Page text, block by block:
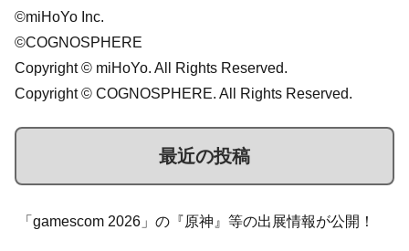
©miHoYo Inc.
©COGNOSPHERE
Copyright © miHoYo. All Rights Reserved.
Copyright © COGNOSPHERE. All Rights Reserved.
最近の投稿
「gamescom 2026」の『原神』等の出展情報が公開！